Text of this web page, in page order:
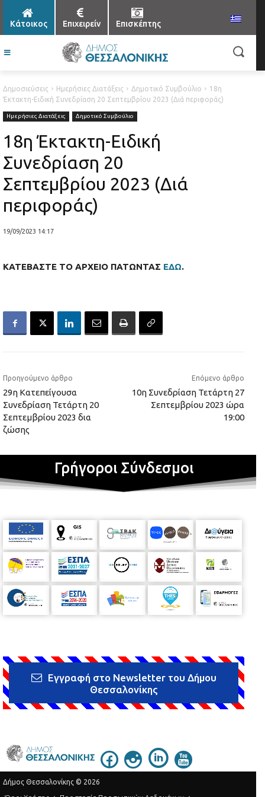
Κάτοικος Επιχειρείν Επισκέπτης
Δημοσιεύσεις Ημερήσιες Διατάξεις Δημοτικό Συμβούλιο
18η
Έκτακτη-Ειδική Συνεδρίαση 20 Σεπτεμβρίου 2023 (Διά περιφοράς)
Ημερήσιες Διατάξεις Δημοτικό Συμβούλιο
18η Έκτακτη-Ειδική
Συνεδρίαση 20
Σεπτεμβρίου 2023 (Διά
περιφοράς)
19/09/2023 14:17
ΚΑΤΕΒΑΣΤΕ ΤΟ ΑΡΧΕΙΟ ΠΑΤΩΝΤΑΣ ΕΔΩ.
Προηγούμενο άρθρο
29η Κατεπείγουσα
Συνεδρίαση Τετάρτη 20
Σεπτεμβρίου 2023 δια
ζώσης
Επόμενο άρθρο
10η Συνεδρίαση Τετάρτη 27
Σεπτεμβρίου 2023 ώρα
19:00
Γρήγοροι Σύνδεσμοι
Εγγραφή στο Newsletter του Δήμου
Θεσσαλονίκης
Δήμος Θεσσαλονίκης © 2026